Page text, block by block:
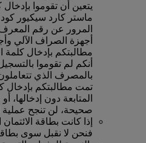
يتعين أن تقوموا
ماستر كارد سيكيور
أجهزة الصراف الآلي
مطالبتكم بإدخال
أنكم لم تقوموا
بالمصرف الذي
تمت مطالبتكم بإدخال
المتابعة دون إدخالها،
صحيحة، لن تنجح عملية
إذا كانت بطاقة
فنحن لا نقبل سوى